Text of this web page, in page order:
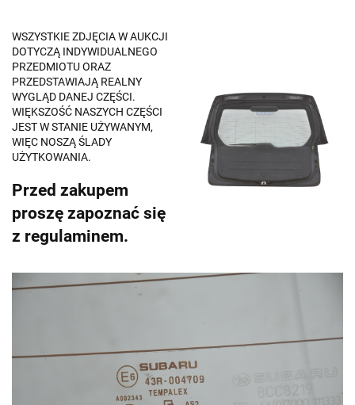
WSZYSTKIE ZDJĘCIA W AUKCJI
DOTYCZĄ INDYWIDUALNEGO
PRZEDMIOTU ORAZ
PRZEDSTAWIAJĄ REALNY
WYGLĄD DANEJ CZĘŚCI.
WIĘKSZOŚĆ NASZYCH CZĘŚCI
JEST W STANIE UŻYWANYM,
WIĘC NOSZĄ ŚLADY
UŻYTKOWANIA.
Przed zakupem
proszę zapoznać się
z regulaminem.